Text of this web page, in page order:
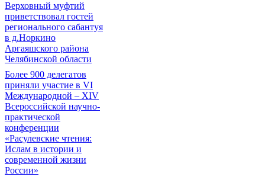
Верховный муфтий
приветствовал гостей
регионального сабантуя
в д.Норкино
Аргаяшского района
Челябинской области
Более 900 делегатов
приняли участие в VI
Международной – ХIV
Всероссийской научно-
практической
конференции
«Расулевские чтения:
Ислам в истории и
современной жизни
России»